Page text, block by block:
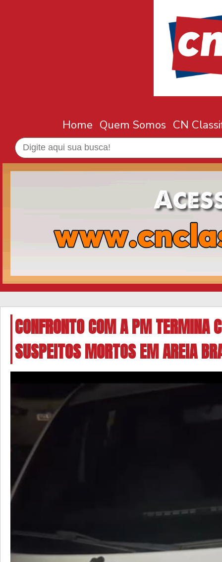
Home Quem Somos CN
CONFRONTO COM A PM TERMINA
SUSPEITOS MORTOS EM AREIA